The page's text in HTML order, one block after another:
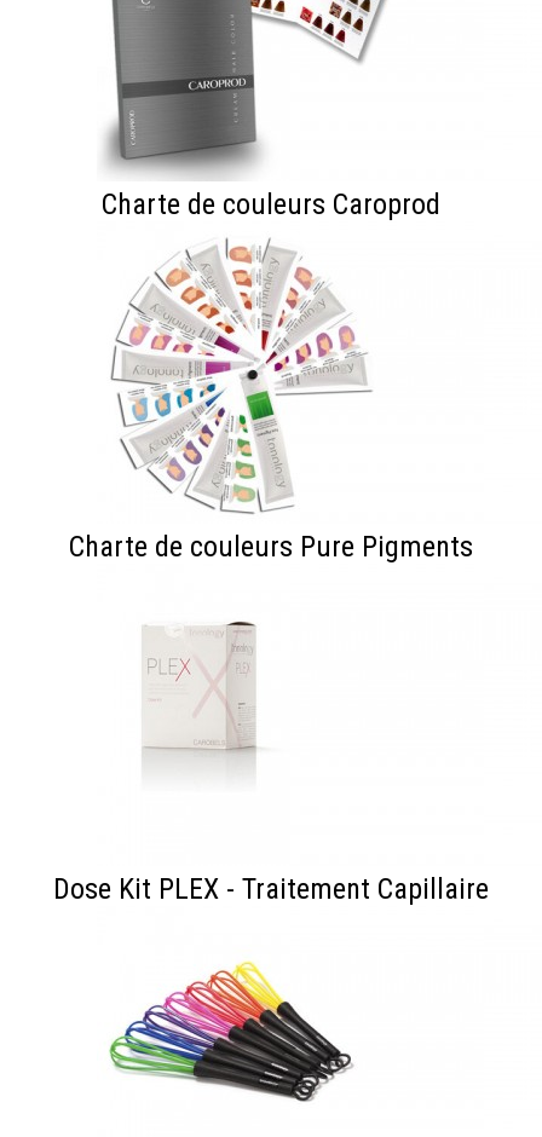
Charte de couleurs Caroprod
Charte de couleurs Pure Pigments
Dose Kit PLEX - Traitement Capillaire